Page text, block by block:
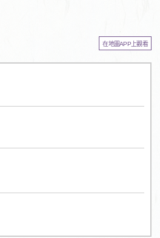
在地圖APP上觀看